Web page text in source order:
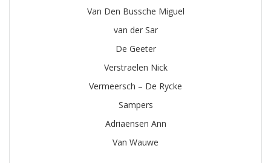
Van Den Bussche Miguel
van der Sar
De Geeter
Verstraelen Nick
Vermeersch – De Rycke
Sampers
Adriaensen Ann
Van Wauwe